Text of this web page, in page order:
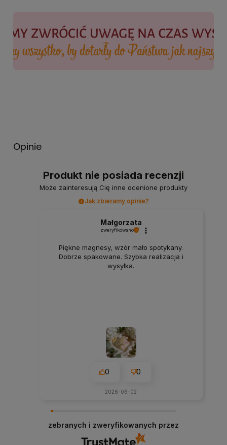
Opinie
Produkt nie posiada recenzji
Może zainteresują Cię inne ocenione produkty
Jak zbieramy opinie?
Małgorzata
zweryfikowano
Piękne magnesy, wzór mało spotykany.
Dobrze spakowane. Szybka realizacja i
wysyłka.
0 0
2026-06-02
zebranych i zweryfikowanych przez